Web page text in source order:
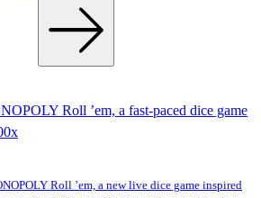
Roll ’em, a fast-paced dice game
Roll ’em, a new live dice game inspired